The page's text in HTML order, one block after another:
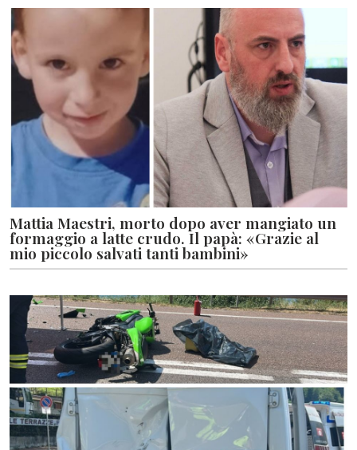
Mattia Maestri, morto dopo aver mangiato un
formaggio a latte crudo. Il papà: «Grazie al
mio piccolo salvati tanti bambini»